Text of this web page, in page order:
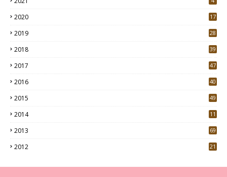
2020
17
2019
28
2018
39
2017
47
2016
40
2015
49
2014 11
2013 69
2012 21